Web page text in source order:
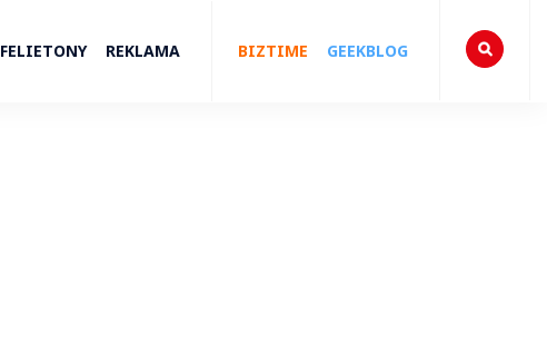
FELIETONY REKLAMA BIZTIME GEEKBLOG